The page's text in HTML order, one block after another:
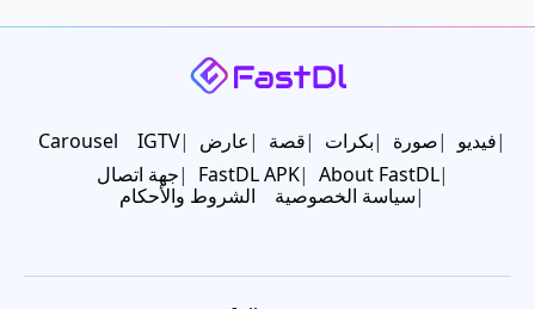
فيديو صورة بكرات قصة عارض IGTV
Carousel
About FastDL
FastDL APK
جهة اتصال
سياسة الخصوصية
الشروط والأحكام